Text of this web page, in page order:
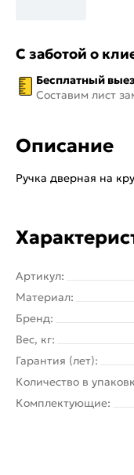
С заботой о
Бесплатный
Составим лист
Описание
Ручка дверная на
Артикул:
Материал:
Бренд:
Вес, кг:
Гарантия (лет):
Количество в
Комплектующие: